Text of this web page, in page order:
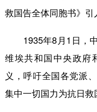
救国告全体同胞书》引
1935年8月1日，中
维埃共和国中央政府
义，呼吁全国各党派
集中一切国力为抗日救